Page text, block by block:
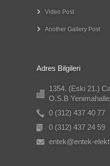
Video Post
Another Gallery Post
Adres Bilgileri
1354. (Eski 21.)
O.S.B
0 (312) 437 40 77
0 (312) 437 24 59
entek@entek-